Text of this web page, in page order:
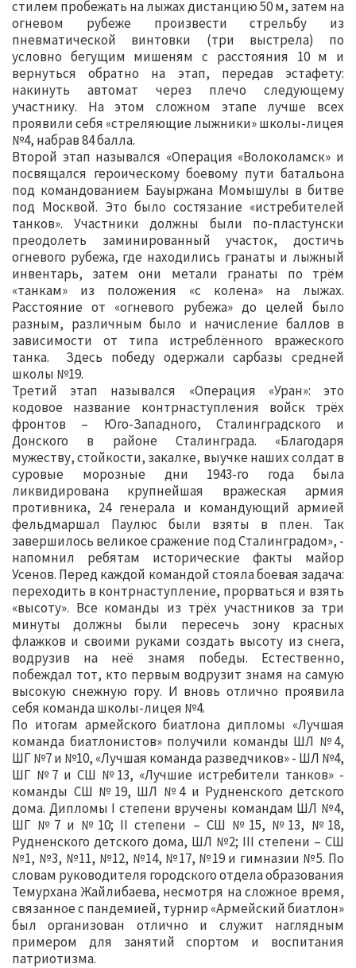
стилем пробежать на лыжах дистанцию 50 м, затем на
огневом рубеже произвести стрельбу из
пневматической винтовки (три выстрела) по
условно бегущим мишеням с расстояния 10 м и
вернуться обратно на этап, передав эстафету:
накинуть автомат через плечо следующему
участнику. На этом сложном этапе лучше всех
проявили себя «стреляющие лыжники» школы-лицея
№4, набрав 84 балла.
Второй этап назывался «Операция «Волоколамск» и
посвящался героическому боевому пути батальона
под командованием Бауыржана Момышулы в битве
под Москвой. Это было состязание «истребителей
танков». Участники должны были по-пластунски
преодолеть заминированный участок, достичь
огневого рубежа, где находились гранаты и лыжный
инвентарь, затем они метали гранаты по трём
«танкам» из положения «с колена» на лыжах.
Расстояние от «огневого рубежа» до целей было
разным, различным было и начисление баллов в
зависимости от типа истреблённого вражеского
танка. Здесь победу одержали сарбазы средней
школы №19.
Третий этап назывался «Операция «Уран»: это
кодовое название контрнаступления войск трёх
фронтов – Юго-Западного, Сталинградского и
Донского в районе Сталинграда. «Благодаря
мужеству, стойкости, закалке, выучке наших солдат в
суровые морозные дни 1943-го года была
ликвидирована крупнейшая вражеская армия
противника, 24 генерала и командующий армией
фельдмаршал Паулюс были взяты в плен. Так
завершилось великое сражение под Сталинградом», -
напомнил ребятам исторические факты майор
Усенов. Перед каждой командой стояла боевая задача:
переходить в контрнаступление, прорваться и взять
«высоту». Все команды из трёх участников за три
минуты должны были пересечь зону красных
флажков и своими руками создать высоту из снега,
водрузив на неё знамя победы. Естественно,
побеждал тот, кто первым водрузит знамя на самую
высокую снежную гору. И вновь отлично проявила
себя команда школы-лицея №4.
По итогам армейского биатлона дипломы «Лучшая
команда биатлонистов» получили команды ШЛ №4,
ШГ №7 и №10, «Лучшая команда разведчиков» - ШЛ №4,
ШГ №7 и СШ №13, «Лучшие истребители танков» -
команды СШ №19, ШЛ №4 и Рудненского детского
дома. Дипломы I степени вручены командам ШЛ №4,
ШГ №7 и №10; II степени – СШ №15, №13, №18,
Рудненского детского дома, ШЛ №2; III степени – СШ
№1, №3, №11, №12, №14, №17, №19 и гимназии №5. По
словам руководителя городского отдела образования
Темурхана Жайлибаева, несмотря на сложное время,
связанное с пандемией, турнир «Армейский биатлон»
был организован отлично и служит наглядным
примером для занятий спортом и воспитания
патриотизма.